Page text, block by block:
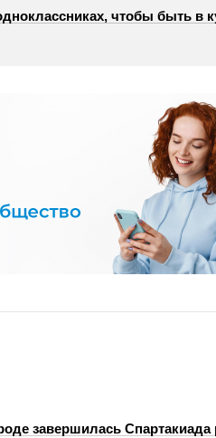
чтобы быть в
завершилась Спартакиада